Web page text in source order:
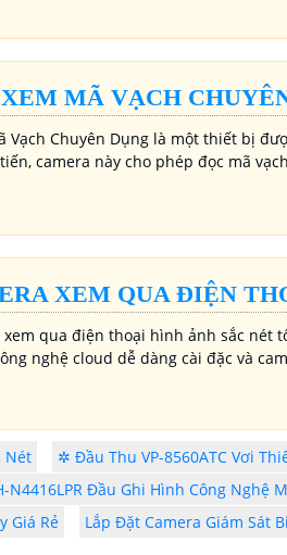
MÃ VẠCH
Vạch Chuyên Dụng là một thiết bị
camera này cho phép đọc mã
XEM QUA ĐIỆN
xem qua điện thoại hình ảnh sắc nét
nghệ cloud dễ dàng cài đặc và
Nét ✲ Đầu Thu VP-8560ATC Vơi
N4416LPR Đầu Ghi Hình Công Nghệ
Giá Rẻ Lắp Đặt Camera Giám Sát